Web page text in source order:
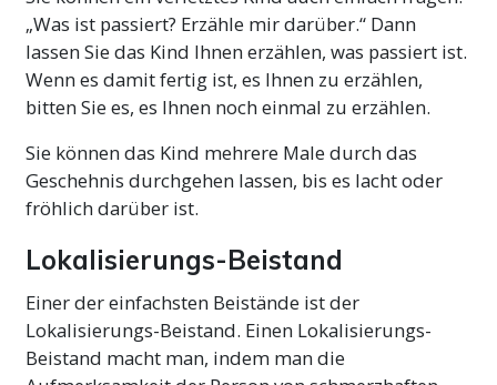
„Was ist passiert? Erzähle mir darüber.“ Dann
lassen Sie das Kind Ihnen erzählen, was passiert ist.
Wenn es damit fertig ist, es Ihnen zu erzählen,
bitten Sie es, es Ihnen noch einmal zu erzählen.
Sie können das Kind mehrere Male durch das
Geschehnis durchgehen lassen, bis es lacht oder
fröhlich darüber ist.
Lokalisierungs-Beistand
Einer der einfachsten Beistände ist der
Lokalisierungs-Beistand. Einen Lokalisierungs-
Beistand macht man, indem man die